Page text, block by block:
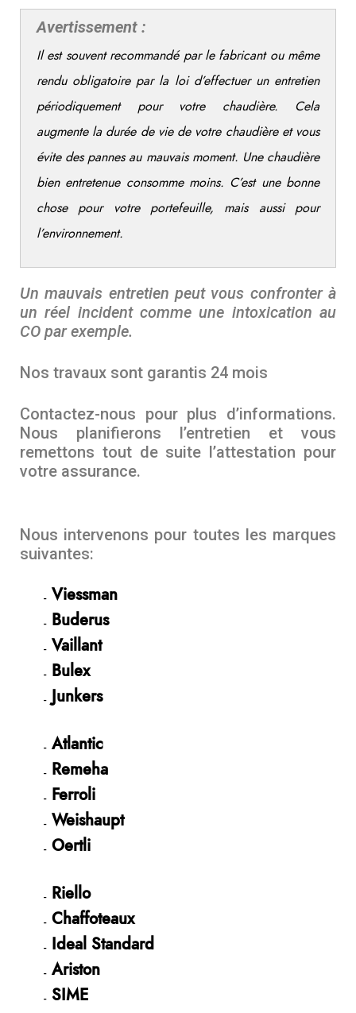
Avertissement :
Il est souvent recommandé par le fabricant ou même
rendu obligatoire par la loi d’effectuer un entretien
périodiquement pour votre chaudière. Cela
augmente la durée de vie de votre chaudière et vous
évite des pannes au mauvais moment. Une chaudière
bien entretenue consomme moins. C’est une bonne
chose pour votre portefeuille, mais aussi pour
l’environnement.
Un mauvais entretien peut vous confronter à
un réel incident comme une intoxication au
CO par exemple.
Nos travaux sont garantis 24 mois
Contactez-nous pour plus d’informations.
Nous planifierons l’entretien et vous
remettons tout de suite l’attestation pour
votre assurance.
Nous intervenons pour toutes les marques
suivantes:
Viessman
Buderus
Vaillant
Bulex
Junkers
Atlantic
Remeha
Ferroli
Weishaupt
Oertli
Riello
Chaffoteaux
Ideal Standard
Ariston
SIME